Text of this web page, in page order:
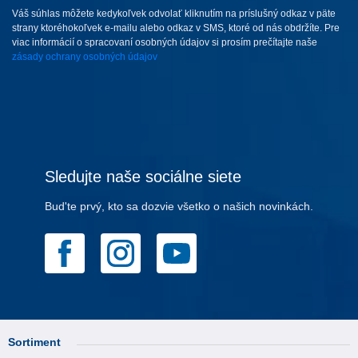
Váš súhlas môžete kedykoľvek odvolať kliknutím na príslušný odkaz v päte
strany ktoréhokoľvek e-mailu alebo odkaz v SMS, ktoré od nás obdržíte. Pre
viac informácií o spracovaní osobných údajov si prosím prečítajte naše
zásady ochrany osobných údajov
Sledujte naše sociálne siete
Bud'te prvý, kto sa dozvie všetko o našich novinkách.
Sortiment